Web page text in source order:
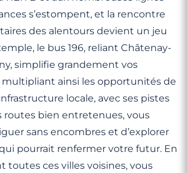
s’estompent, et la rencontre
des alentours devient un jeu
le bus 196, reliant Châtenay-
simplifie grandement vos
ainsi les opportunités de
locale, avec ses pistes
routes bien entretenues, vous
sans encombres et d’explorer
pourrait renfermer votre futur. En
toutes ces villes voisines, vous